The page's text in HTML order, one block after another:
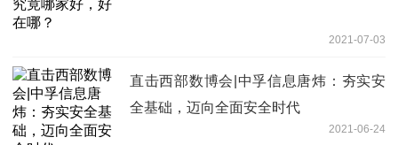
2021-07-03
直击西部数博会|中孚信息唐炜：夯实安
全基础，迈向全面安全时代
2021-06-24